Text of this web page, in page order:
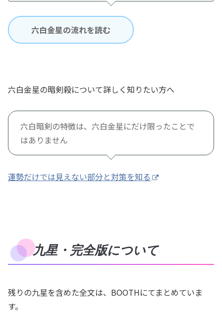
六白金星の流れを読む
六白金星の暗剣殺について詳しく知りたい方へ
六白暗剣の特徴は、六白金星にだけ限ったことで
はありません
運勢だけでは見えない部分と対策を知る
九星・完全版について
残りの九星を含めた全文は、BOOTHにてまとめていま
す。